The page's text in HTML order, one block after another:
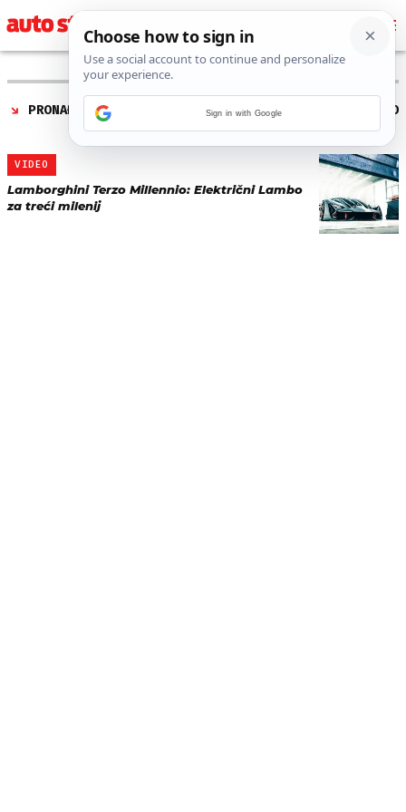
PRONAĐENO 1 REZULTATA ZA TAG “LAMBORGHINI TERZO
MILLENNIO”
VIDEO
Lamborghini Terzo Millennio: Električni Lambo
za treći milenij
Sign in with Google